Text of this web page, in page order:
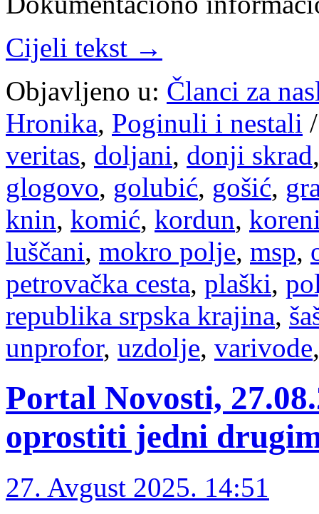
Cijeli tekst →
Objavljeno u: Članci za
Hronika, Poginuli i nestali
veritas, doljani, donji skrad
glogovo, golubić, gošić,
knin, komić, kordun,
luščani, mokro polje, msp,
petrovačka cesta, plaški,
republika srpska krajina,
unprofor, uzdolje, varivode
Portal Novosti,
oprostiti jedni
27. Avgust 2025. 14:51